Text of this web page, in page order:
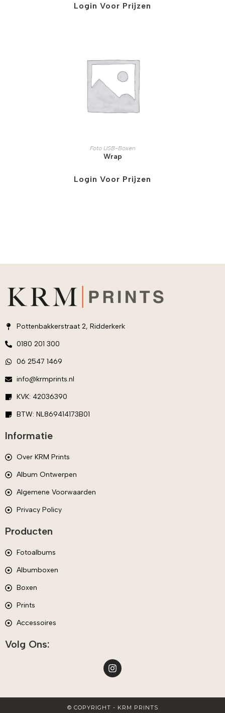
Login Voor Prijzen
Foto USB-Boxen
Wrap
Login Voor Prijzen
Pottenbakkerstraat 2, Ridderkerk
0180 201 300
06 2547 1469
info@krmprints.nl
KVK: 42036390
BTW: NL869414173B01
Informatie
Over KRM Prints
Album Ontwerpen
Algemene Voorwaarden
Privacy Policy
Producten
Fotoalbums
Albumboxen
Boxen
Prints
Accessoires
Volg Ons:
© COPYRIGHT - KRM PRINTS